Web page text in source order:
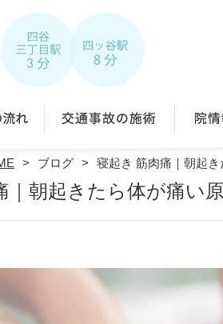
ブログ 寝起き 筋肉痛｜朝起
｜朝起きたら体が痛い